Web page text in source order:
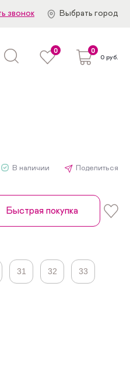
звонок Выбрать город
0 0
0 руб.
В наличии Поделиться
Быстрая покупка
31 32 33